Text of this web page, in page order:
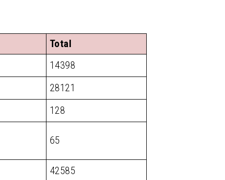
Total
14398
28121
128
65
42585